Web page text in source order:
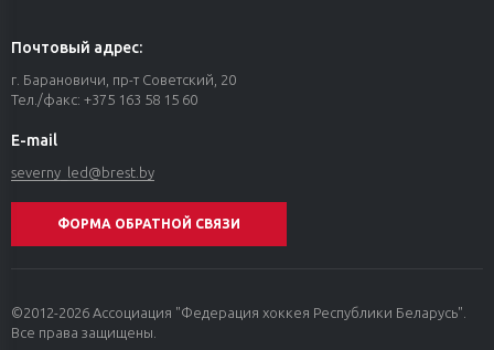
Почтовый адрес:
г. Барановичи, пр-т Советский, 20
Тел./факс: +375 163 58 15 60
E-mail
severny_led@ brest.by
ФОРМА ОБРАТНОЙ СВЯЗИ
©2012-2026 Ассоциация "Федерация хоккея Республики Беларусь".
Все права защищены.